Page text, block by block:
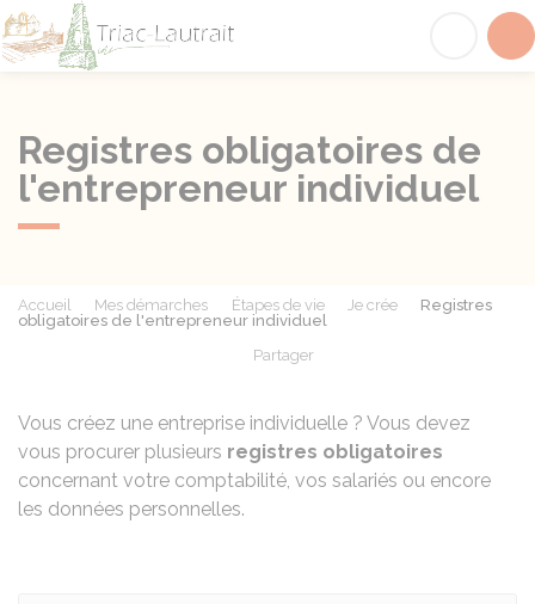
Registres obligatoires de
l'entrepreneur individuel
Accueil Mes démarches Étapes de vie Je crée
Registres
obligatoires de l'entrepreneur individuel
Partager
Vous créez une entreprise individuelle ? Vous devez
vous procurer plusieurs registres obligatoires
concernant votre comptabilité, vos salariés ou encore
les données personnelles.